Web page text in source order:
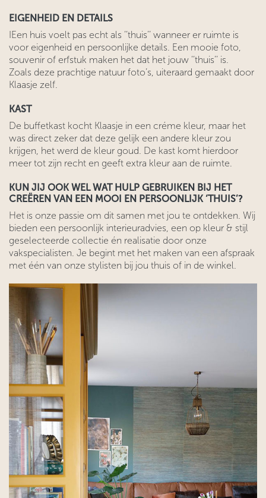
EIGENHEID EN DETAILS
IEen huis voelt pas echt als ‘‘thuis’’ wanneer er ruimte is
voor eigenheid en persoonlijke details. Een mooie foto,
souvenir of erfstuk maken het dat het jouw ‘‘thuis’’ is.
Zoals deze prachtige natuur foto’s, uiteraard gemaakt door
Klaasje zelf.
KAST
De buffetkast kocht Klaasje in een créme kleur, maar het
was direct zeker dat deze gelijk een andere kleur zou
krijgen, het werd de kleur goud. De kast komt hierdoor
meer tot zijn recht en geeft extra kleur aan de ruimte.
KUN JIJ OOK WEL WAT HULP GEBRUIKEN BIJ HET
CREËREN VAN EEN MOOI EN PERSOONLIJK ‘THUIS’?
Het is onze passie om dit samen met jou te ontdekken. Wij
bieden een persoonlijk interieuradvies, een op kleur & stijl
geselecteerde collectie én realisatie door onze
vakspecialisten. Je begint met het maken van een afspraak
met één van onze stylisten bij jou thuis of in de winkel.